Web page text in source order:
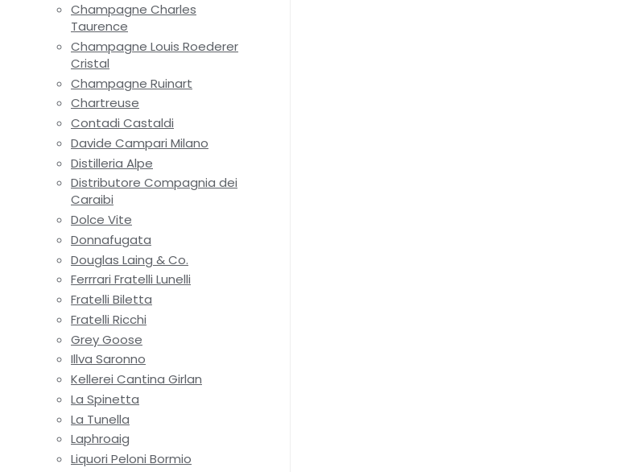
Champagne Charles
Taurence
Champagne Louis Roederer
Cristal
Champagne Ruinart
Chartreuse
Contadi Castaldi
Davide Campari Milano
Distilleria Alpe
Distributore Compagnia dei
Caraibi
Dolce Vite
Donnafugata
Douglas Laing & Co.
Ferrrari Fratelli Lunelli
Fratelli Biletta
Fratelli Ricchi
Grey Goose
Illva Saronno
Kellerei Cantina Girlan
La Spinetta
La Tunella
Laphroaig
Liquori Peloni Bormio